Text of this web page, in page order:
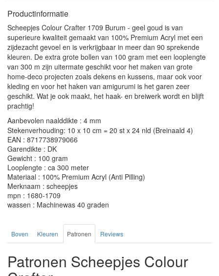
Productinformatie
Scheepjes Colour Crafter 1709 Burum - geel goud is van
superieure kwaliteit gemaakt van 100% Premium Acryl met een
zijdezacht gevoel en is verkrijgbaar in meer dan 90 sprekende
kleuren. De extra grote bollen van 100 gram met een looplengte
van 300 m zijn uitermate geschikt voor het maken van grote
home-deco projecten zoals dekens en kussens, maar ook voor
kleding en voor het haken van amigurumi is het garen zeer
geschikt. Wat je ook maakt, het haak- en breiwerk wordt en blijft
prachtig!
Aanbevolen naalddikte : 4 mm
Stekenverhouding: 10 x 10 cm = 20 st x 24 nld (Breinaald 4)
EAN : 8717738979066
Garendikte : DK
Gewicht : 100 gram
Looplengte : ca 300 meter
Materiaal : 100% Premium Acryl (Anti Pilling)
Merknaam : scheepjes
mpn : 1680-1709
wassen : Machinewas 40 graden
Boven Kleuren Patronen Reviews
Patronen Scheepjes Colour